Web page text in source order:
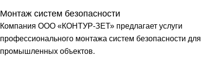
Монтаж систем безопасности
Компания ООО «КОНТУР-ЗЕТ» предлагает услуги
профессионального монтажа систем безопасности для
промышленных объектов.